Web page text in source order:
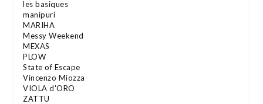
les basiques
manipuri
MARIHA
Messy Weekend
MEXAS
PLOW
State of Escape
Vincenzo Miozza
VIOLA d'ORO
ZATTU